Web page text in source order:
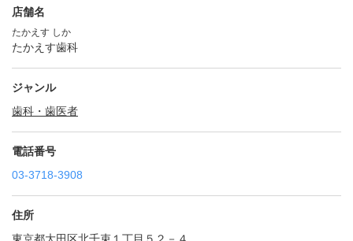
店舗名
たかえす しか
たかえす歯科
ジャンル
歯科・歯医者
電話番号
03-3718-3908
住所